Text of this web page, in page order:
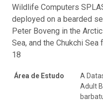
Wildlife Computers
deployed on a bearded
Peter Boveng in the
Sea, and the Chukchi
18
Área de Estudo
A
Adult